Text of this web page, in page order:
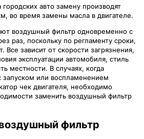
авто замену производят
во время замены масла в двигателе.
воздушный фильтр одновременно с
раз, поскольку по регламенту сроки,
Все зависит от скорости загрязнения,
эксплуатации автомобиля, стиль
местности. В случаях, когда
или воспламенением
чек двигателя, необходимо
заменить воздушный фильтр
фильтр